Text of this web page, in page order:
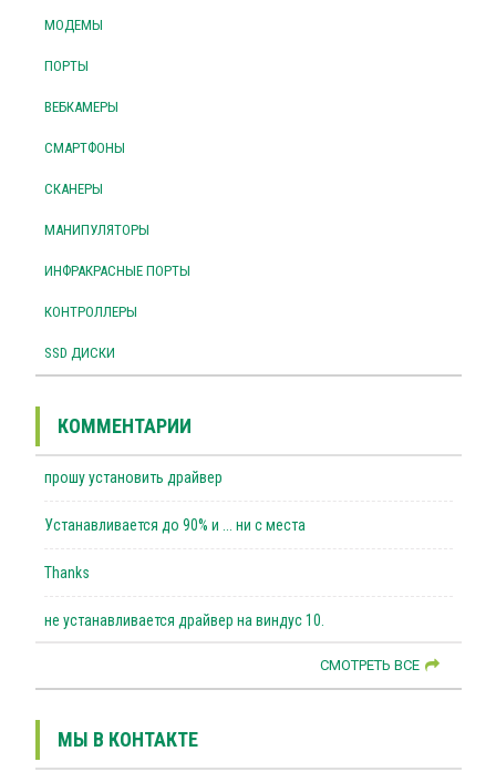
МОДЕМЫ
ПОРТЫ
ВЕБКАМЕРЫ
СМАРТФОНЫ
СКАНЕРЫ
МАНИПУЛЯТОРЫ
ИНФРАКРАСНЫЕ ПОРТЫ
КОНТРОЛЛЕРЫ
SSD ДИСКИ
КОММЕНТАРИИ
прошу установить драйвер
Устанавливается до 90% и ... ни с места
Thanks
не устанавливается драйвер на виндус 10.
СМОТРЕТЬ ВСЕ
МЫ В КОНТАКТЕ